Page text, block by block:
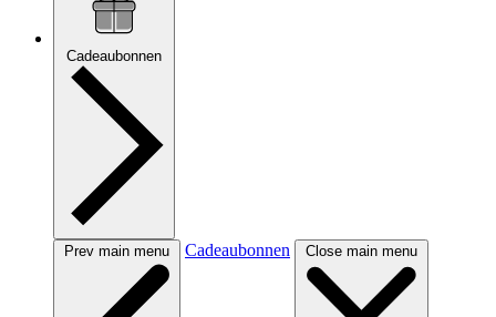
Cadeaubonnen
Prev main menu Cadeaubonnen Close main menu